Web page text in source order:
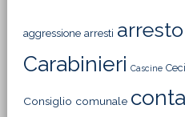
aggressione arresti arresto
Carabinieri Cascine
Consiglio comunale